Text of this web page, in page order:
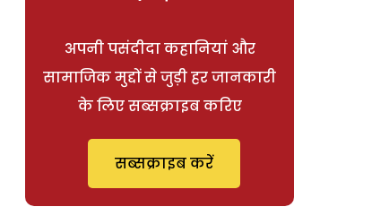
अपनी पसंदीदा कहानियां और
सामाजिक मुद्दों से जुड़ी हर जानकारी
के लिए सब्सक्राइब करिए
सब्सक्राइब करें